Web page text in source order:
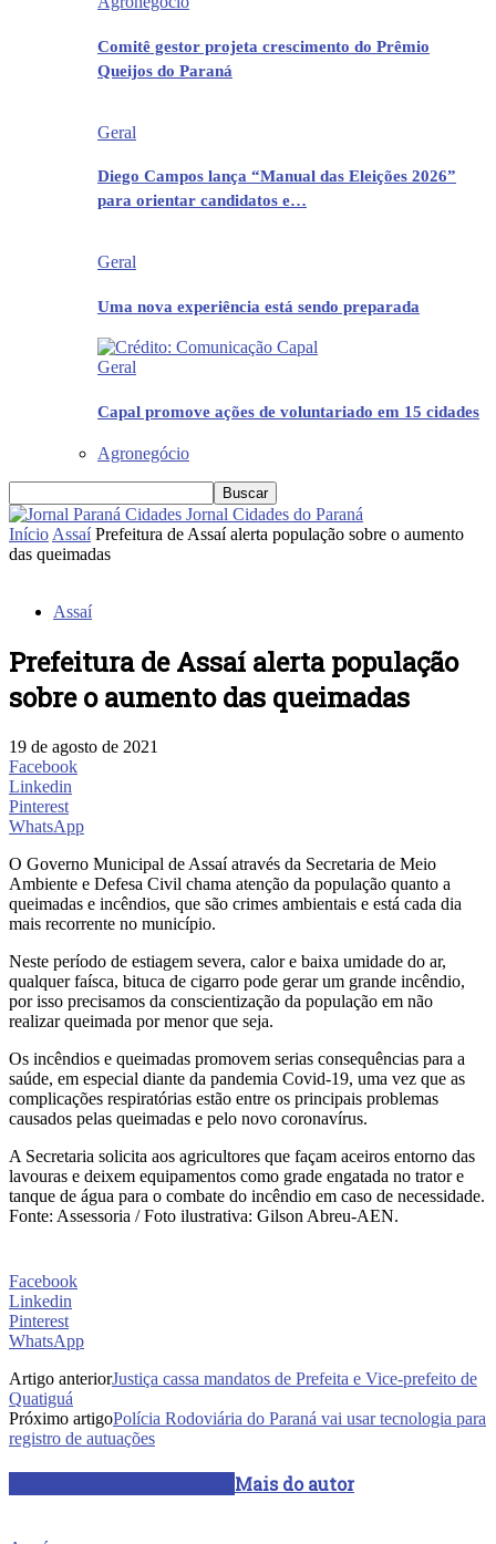
Comitê gestor projeta crescimento do Prêmio
Queijos do Paraná
Geral
Diego Campos lança “Manual das Eleições 2026”
para orientar candidatos e…
Geral
Uma nova experiência está sendo preparada
Geral
Capal promove ações de voluntariado em 15 cidades
Agronegócio
Jornal Cidades do Paraná
Início Assaí Prefeitura de Assaí alerta população sobre o aumento
das queimadas
Assaí
Prefeitura de Assaí alerta população
sobre o aumento das queimadas
19 de agosto de 2021
Facebook
Linkedin
Pinterest
WhatsApp
O Governo Municipal de Assaí através da Secretaria de Meio
Ambiente e Defesa Civil chama atenção da população quanto a
queimadas e incêndios, que são crimes ambientais e está cada dia
mais recorrente no município.
Neste período de estiagem severa, calor e baixa umidade do ar,
qualquer faísca, bituca de cigarro pode gerar um grande incêndio,
por isso precisamos da conscientização da população em não
realizar queimada por menor que seja.
Os incêndios e queimadas promovem serias consequências para a
saúde, em especial diante da pandemia Covid-19, uma vez que as
complicações respiratórias estão entre os principais problemas
causados pelas queimadas e pelo novo coronavírus.
A Secretaria solicita aos agricultores que façam aceiros entorno das
lavouras e deixem equipamentos como grade engatada no trator e
tanque de água para o combate do incêndio em caso de necessidade.
Fonte: Assessoria / Foto ilustrativa: Gilson Abreu-AEN.
Facebook
Linkedin
Pinterest
WhatsApp
Artigo anteriorJustiça cassa mandatos de Prefeita e Vice-prefeito de
Quatiguá
Próximo artigoPolícia Rodoviária do Paraná vai usar tecnologia para
registro de autuações
Mais do autor